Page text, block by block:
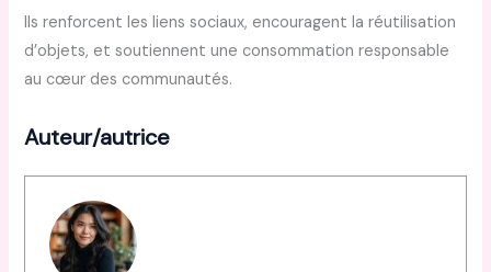
Ils renforcent les liens sociaux, encouragent la réutilisation
d’objets, et soutiennent une consommation responsable
au cœur des communautés.
Auteur/autrice